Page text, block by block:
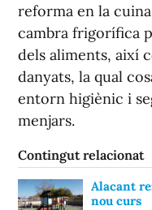
reforma en la
cambra frigorífica
dels aliments, així
danyats, la qual
entorn higiènic i
menjars.
Contingut relacionat
Alacant
nou curs